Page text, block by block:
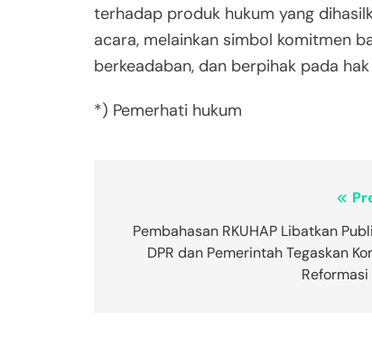
terhadap produk hukum yang
acara, melainkan simbol komitmen
berkeadaban, dan berpihak pada
*) Pemerhati hukum
navigation
Pembahasan RKUHAP Libatkan
DPR dan Pemerintah Tegaskan